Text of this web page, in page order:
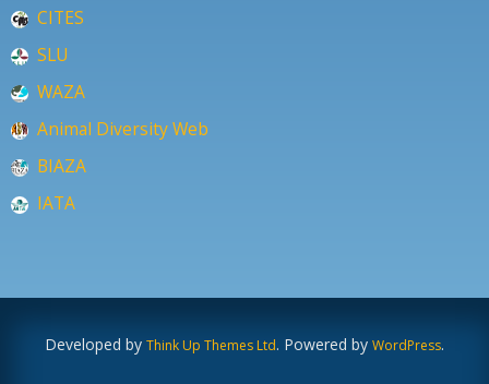
CITES
SLU
WAZA
Animal Diversity Web
BIAZA
IATA
Developed by Think Up Themes Ltd. Powered by WordPress.